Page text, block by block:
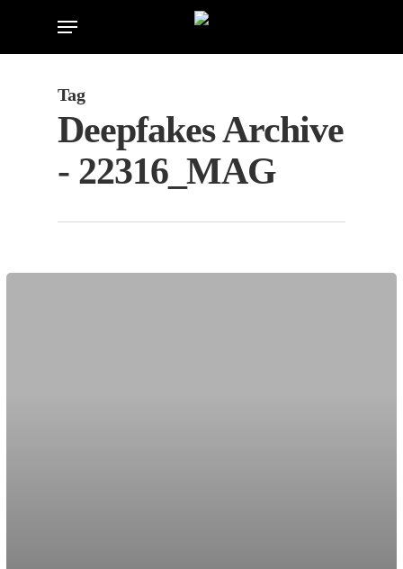
Menu
Tag
Deepfakes Archive
- 22316_MAG